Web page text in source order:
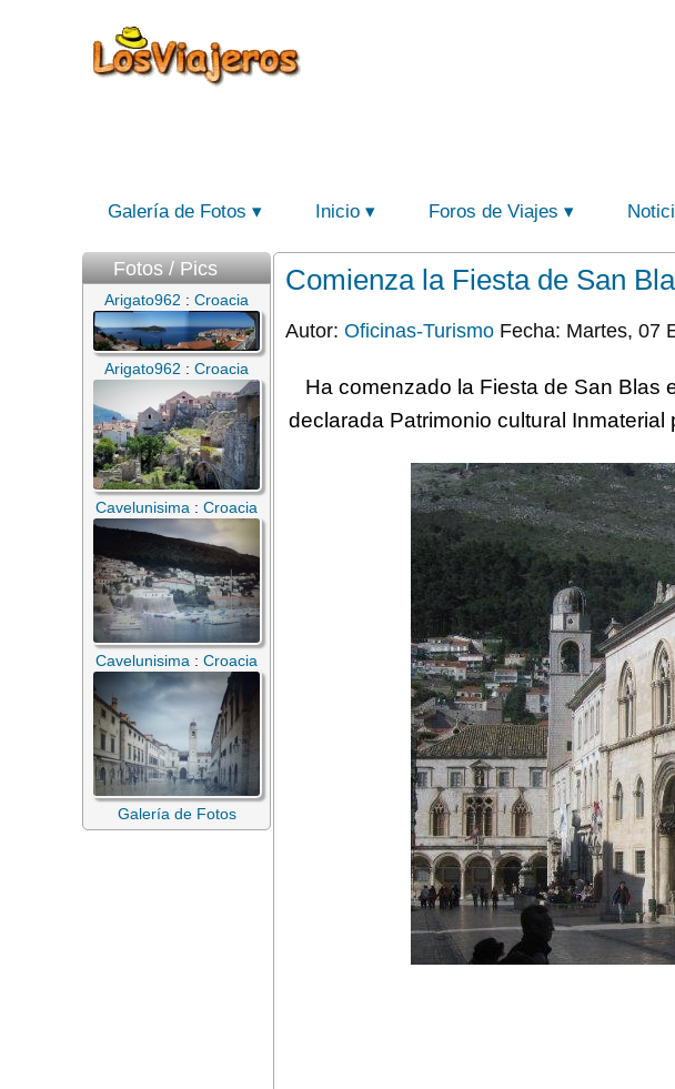
Galería de Fotos Inicio Foros de Viajes
Fotos / Pics
Arigato962 : Croacia
Arigato962 : Croacia
Cavelunisima : Croacia
Cavelunisima : Croacia
Galería de Fotos
Comienza la Fiesta de San
Autor: Oficinas-Turismo Fecha: Martes, 07
Ha comenzado la Fiesta de San Blas
declarada Patrimonio cultural Inmaterial